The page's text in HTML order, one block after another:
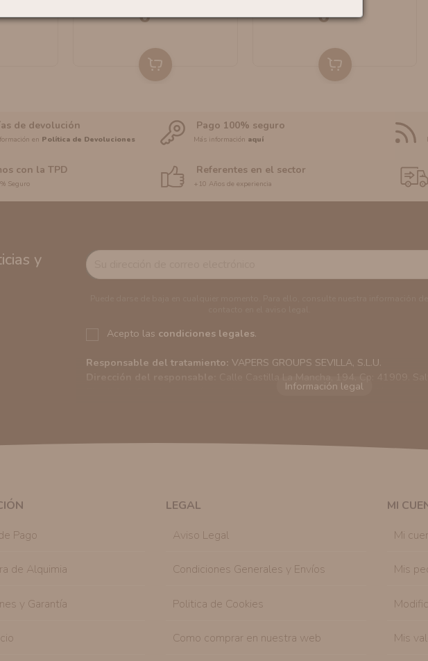
6 6
de devolución
en Política de Devoluciones
Pago 100% seguro
Más información aquí
con la TPD
Seguro
Referentes en el sector
+10 Años de experiencia
y
Acepto las condiciones legales.
Responsable del tratamiento: VAPERS GROUPS SEVILLA, S.L.U.
Sus datos serán usados para poder enviarle información
similares a los artículos que ha adquirido. Puede solicitar la cancelación de
Con carácter general, sólo el personal de nuestra entidad
Tiene derecho a saber qué información tenemos sobre usted,
Pago
de Alquimia
y Garantía
LEGAL
Aviso Legal
Condiciones Generales y Envíos
Politica de Cookies
Como comprar en nuestra web
MI
Mi
Mis
Mis